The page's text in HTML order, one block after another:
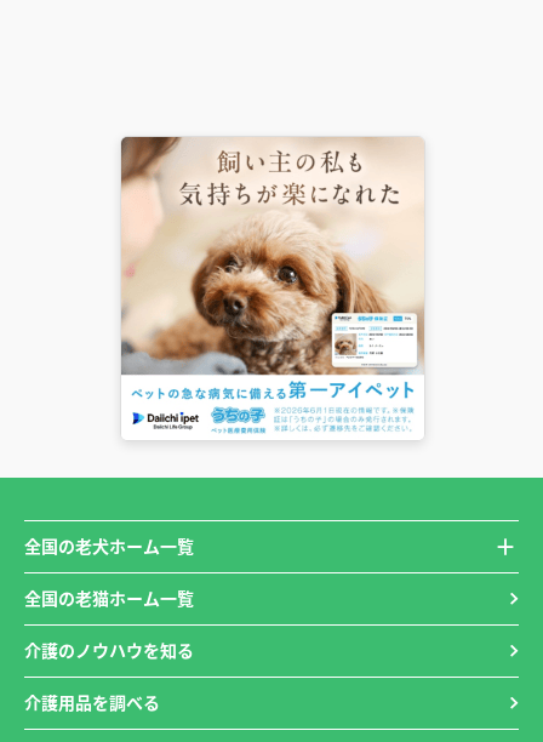
全国の老犬ホーム一覧
全国の老猫ホーム一覧
介護のノウハウを知る
介護用品を調べる